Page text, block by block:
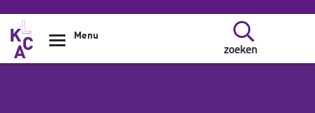
Overslaan en naar de inhoud gaan
zoeken
Menu